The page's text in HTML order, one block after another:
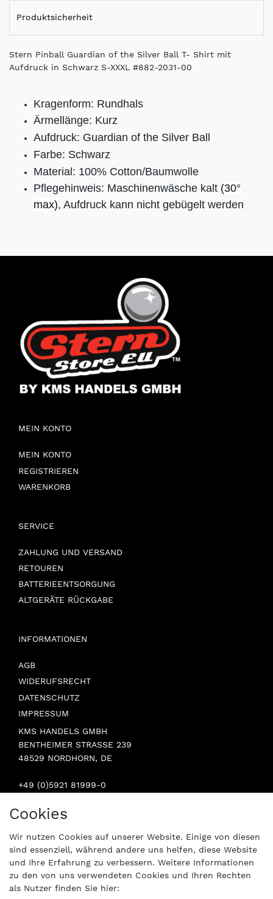
Produktsicherheit
Stern Pinball Guardian of the Silver Ball T- Shirt mit
Aufdruck in Schwarz S-XXXL #882-2031-00
Kragenform: Rundhals
Ärmellänge: Kurz
Aufdruck: Guardian of the Silver Ball
Farbe: Schwarz
Material: 100% Cotton/Baumwolle
Pflegehinweis: Maschinenwäsche kalt (30°
max), Aufdruck kann nicht gebügelt werden
MEIN KONTO
MEIN KONTO
REGISTRIEREN
WARENKORB
SERVICE
ZAHLUNG UND VERSAND
RETOUREN
BATTERIEENTSORGUNG
ALTGERÄTE RÜCKGABE
INFORMATIONEN
AGB
WIDERUFSRECHT
DATENSCHUTZ
IMPRESSUM
KMS HANDELS GMBH
BENTHEIMER STRASSE 239
48529 NORDHORN, DE
+49 (0)5921 81999-0
BESUCHEN SIE UNS:
Cookies
Wir nutzen Cookies auf unserer Website. Einige von diesen
sind essenziell, während andere uns helfen, diese Website
und Ihre Erfahrung zu verbessern. Weitere Informationen
zu den von uns verwendeten Cookies und Ihren Rechten
als Nutzer finden Sie hier: